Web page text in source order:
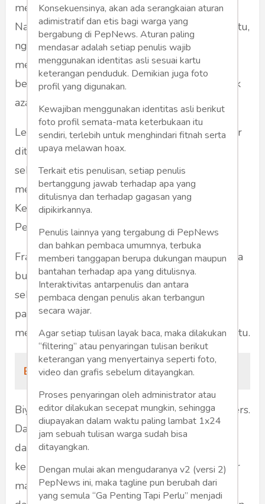
memandang segala sesuatu dari sudut politis.
Namun ketika mereka sendiri memakai frame itu,
ngelesnya selalu ini hak demokrasi untuk
menyampaikan pendapat. Kebebasan
berekspresi. Terus kemudian merembet ke hak
azasi manusia dan seterusnya.
Lebih-lebih pendapat yang mengatakan buzzer
ditiadakan itu, menopang pernyataan
sebelumnya; bahwa kehadiran buzzer
membahayakan pers. Hal itu disampaikan oleh
Ketua Komisi Pengaduan dan Penegakan Etika
Pers Dewan Pers.
Framing yang ingin dimunculkan adalah, bahwa
buzzer ‘peliharaan’ pemerintah. Bahkan ada
sebutan ‘BuzzerRp’. Dalam salah satu sidang
parlemen, ada anggota DPR-RI menanyakan
mengenai anggaran negara bagi biaya buzzer itu.
Baca Juga: Buzzer
Biyingkin. Kehadiran buzzer membahayakan pers.
Dan senyampang itu, Ketua Komisi Pengaduan
dan Penegakan Etika Pers di Dewan Pers,
kebetulan ‘orang’ Tempo. Kita tahu cover-cover
majalah Tempo, selalu menjadi kontroversi
Konsekuensinya, akan ada serangkaian aturan
adimistratif dan etis bagi warga yang
bergabung di PepNews. Aturan paling
mendasar adalah setiap penulis wajib
menggunakan identitas asli sesuai kartu
keterangan penduduk. Demikian juga foto
profil yang digunakan.
Kewajiban menggunakan identitas asli berikut
foto profil semata-mata keterbukaan itu
sendiri, terlebih untuk menghindari fitnah serta
upaya melawan hoax.
Terkait etis penulisan, setiap penulis
bertanggung jawab terhadap apa yang
ditulisnya dan terhadap gagasan yang
dipikirkannya.
Penulis lainnya yang tergabung di PepNews
dan bahkan pembaca umumnya, terbuka
memberi tanggapan berupa dukungan maupun
bantahan terhadap apa yang ditulisnya.
Interaktivitas antarpenulis dan antara
pembaca dengan penulis akan terbangun
secara wajar.
Agar setiap tulisan layak baca, maka dilakukan
“filtering” atau penyaringan tulisan berikut
keterangan yang menyertainya seperti foto,
video dan grafis sebelum ditayangkan.
Proses penyaringan oleh administrator atau
editor dilakukan secepat mungkin, sehingga
diupayakan dalam waktu paling lambat 1x24
jam sebuah tulisan warga sudah bisa
ditayangkan.
Dengan mulai akan mengudaranya v2 (versi 2)
PepNews ini, maka tagline pun berubah dari
yang semula “Ga Penting Tapi Perlu” menjadi